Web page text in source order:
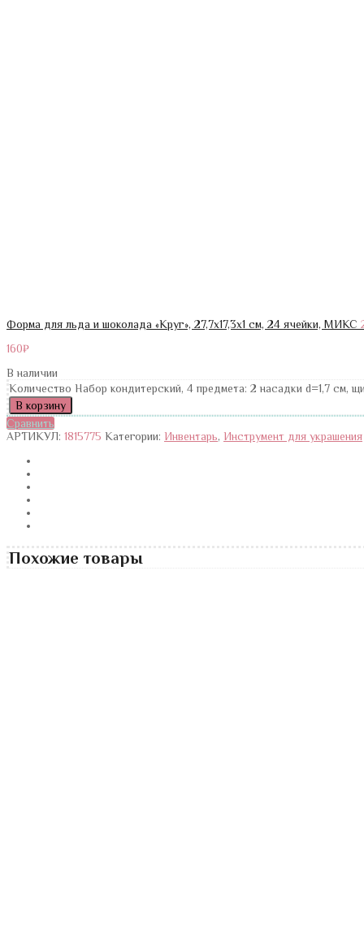
Форма для льда и шоколада «Круг», 27,7х17,3х1 см, 24 ячейки, МИКС
160₽
В наличии
Количество Набор кондитерский, 4 предмета: 2 насадки d=1,7 см,
В корзину
Сравнить
АРТИКУЛ: 1815775 Категории: Инвентарь, Инструмент для украшения
Похожие товары